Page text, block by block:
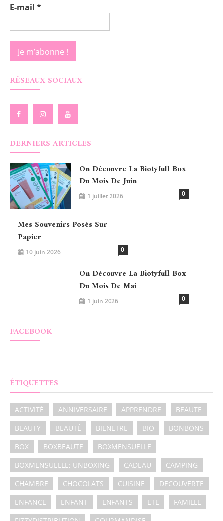
E-mail *
RÉSEAUX SOCIAUX
DERNIERS ARTICLES
On Découvre La Biotyfull Box
Du Mois De Juin
1 juillet 2026 0
Mes Souvenirs Posés Sur
Papier
10 juin 2026 0
On Découvre La Biotyfull Box
Du Mois De Mai
1 juin 2026 0
FACEBOOK
ÉTIQUETTES
ACTIVITÉ ANNIVERSAIRE APPRENDRE
BEAUTE
BEAUTY
BEAUTÉ BIENETRE BIO
BONBONS
BOX
BOXBEAUTE
BOXMENSUELLE
BOXMENSUELLE; UNBOXING
CADEAU
CAMPING
CHAMBRE
CHOCOLATS CUISINE
DECOUVERTE
ENFANCE
ENFANT ENFANTS ETE
FAMILLE